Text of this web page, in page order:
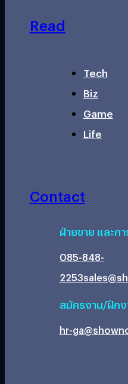
Read
Tech
Biz
Game
Life
Contact
ฝ่ายขาย และก
085-848-
2253
สมัครงาน/ฝึก
hr-